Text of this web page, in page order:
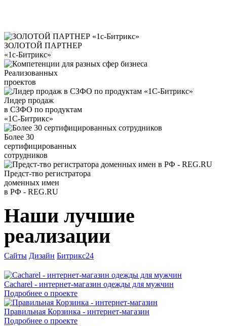
ЗОЛОТОЙ ПАРТНЕР
«1с-Битрикс»
Реализованных
проектов
Лидер продаж
в СЗФО по продуктам
«1С-Битрикс»
Более 30
сертифицированных
сотрудников
Предст-тво регистратора
доменных имен
в РФ - REG.RU
Наши лучшие
реализации
Сайты Дизайн Битрикс24
Cacharel - интернет-магазин одежды для мужчин
Подробнее о проекте
Правильная Корзинка - интернет-магазин
Подробнее о проекте